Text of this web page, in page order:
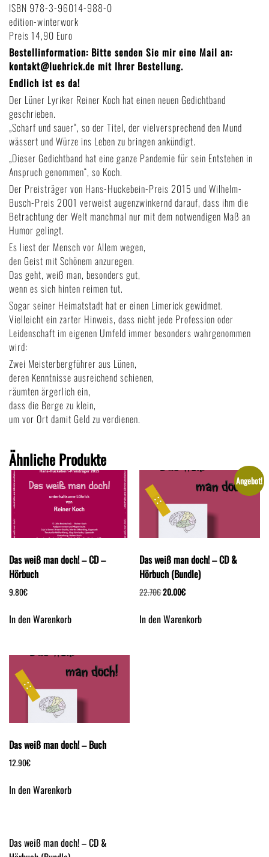
Menge
ISBN 978-3-96014-988-0
edition-winterwork
Preis 14,90 Euro
Bestellinformation: Bitte senden Sie mir eine Mail an:
kontakt@luehrick.de mit Ihrer Bestellung.
Endlich ist es da!
Der Lüner Lyriker Reiner Koch hat einen neuen Gedichtband
geschrieben.
„Scharf und sauer“, so der Titel, der vielversprechend den Mund
wässert und Würze ins Leben zu bringen ankündigt.
„Dieser Gedichtband hat eine ganze Pandemie für sein Entstehen in
Anspruch genommen“, so Koch.
Der Preisträger von Hans-Huckebein-Preis 2015 und Wilhelm-
Busch-Preis 2001 verweist augenzwinkernd darauf, dass ihm die
Betrachtung der Welt manchmal nur mit dem notwendigen Maß an
Humor gelingt.
Es liest der Mensch vor Allem wegen,
den Geist mit Schönem anzuregen.
Das geht, weiß man, besonders gut,
wenn es sich hinten reimen tut.
Sogar seiner Heimatstadt hat er einen Limerick gewidmet.
Vielleicht ein zarter Hinweis, dass nicht jede Profession oder
Leidenschaft im eigenen Umfeld immer besonders wahrgenommen
wird:
Zwei Meisterbergführer aus Lünen,
deren Kenntnisse ausreichend schienen,
räumten ärgerlich ein,
dass die Berge zu klein,
um vor Ort damit Geld zu verdienen.
Ähnliche Produkte
Das weiß man doch! – CD –
Hörbuch
9.80€
In den Warenkorb
Angebot!
Das weiß man doch! – CD &
Hörbuch (Bundle)
22.70€Ursprünglicher
war:
20.00€Aktueller
ist:
20.00€.
In den Warenkorb
Das weiß man doch! – Buch
12.90€
In den Warenkorb
Beitragsnavigation
Das weiß man doch! – CD &